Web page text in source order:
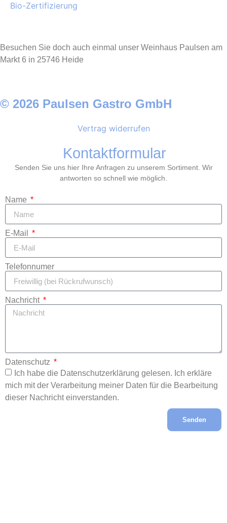
Bio-Zertifizierung
Besuchen Sie doch auch einmal unser Weinhaus Paulsen am
Markt 6 in 25746 Heide
© 2026 Paulsen Gastro GmbH
Vertrag widerrufen
Kontaktformular
Senden Sie uns hier Ihre Anfragen zu unserem Sortiment. Wir
antworten so schnell wie möglich.
Name
E-Mail
Telefonnumer
Nachricht
Datenschutz
Ich habe die Datenschutzerklärung gelesen. Ich erkläre
mich mit der Verarbeitung meiner Daten für die Bearbeitung
dieser Nachricht einverstanden.
Senden